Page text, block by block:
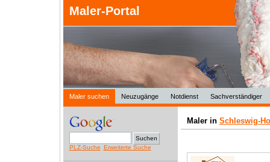
Maler-Portal
Maler suchen Neuzugänge Notdienst Sachverständiger
PLZ-Suche Erweiterte Suche
Maler in Schleswig-